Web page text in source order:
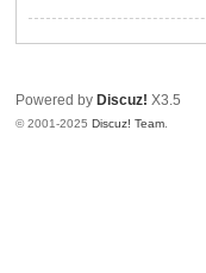
Powered by Discuz! X3.5
© 2001-2025Discuz! Team